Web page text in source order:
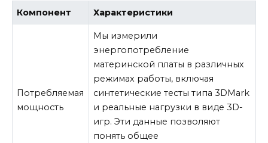
Компонент Характеристики
Потребляемая
мощность
Мы измерили
энергопотребление
материнской платы в различных
режимах работы, включая
синтетические тесты типа 3DMark
и реальные нагрузки в виде 3D-
игр. Эти данные позволяют
понять общее